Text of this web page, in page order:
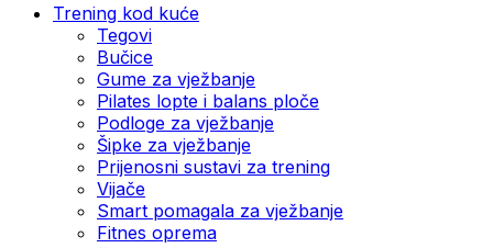
Trening kod kuće
Tegovi
Bučice
Gume za vježbanje
Pilates lopte i balans ploče
Podloge za vježbanje
Šipke za vježbanje
Prijenosni sustavi za trening
Vijače
Smart pomagala za vježbanje
Fitnes oprema